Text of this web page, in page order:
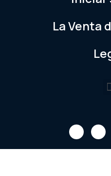
La Venta